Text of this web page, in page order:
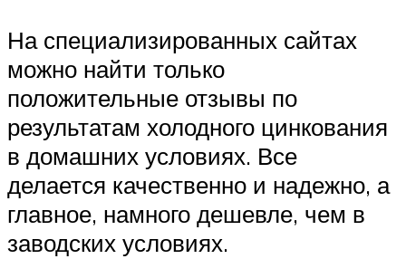
На специализированных сайтах
можно найти только
положительные отзывы по
результатам холодного цинкования
в домашних условиях. Все
делается качественно и надежно, а
главное, намного дешевле, чем в
заводских условиях.